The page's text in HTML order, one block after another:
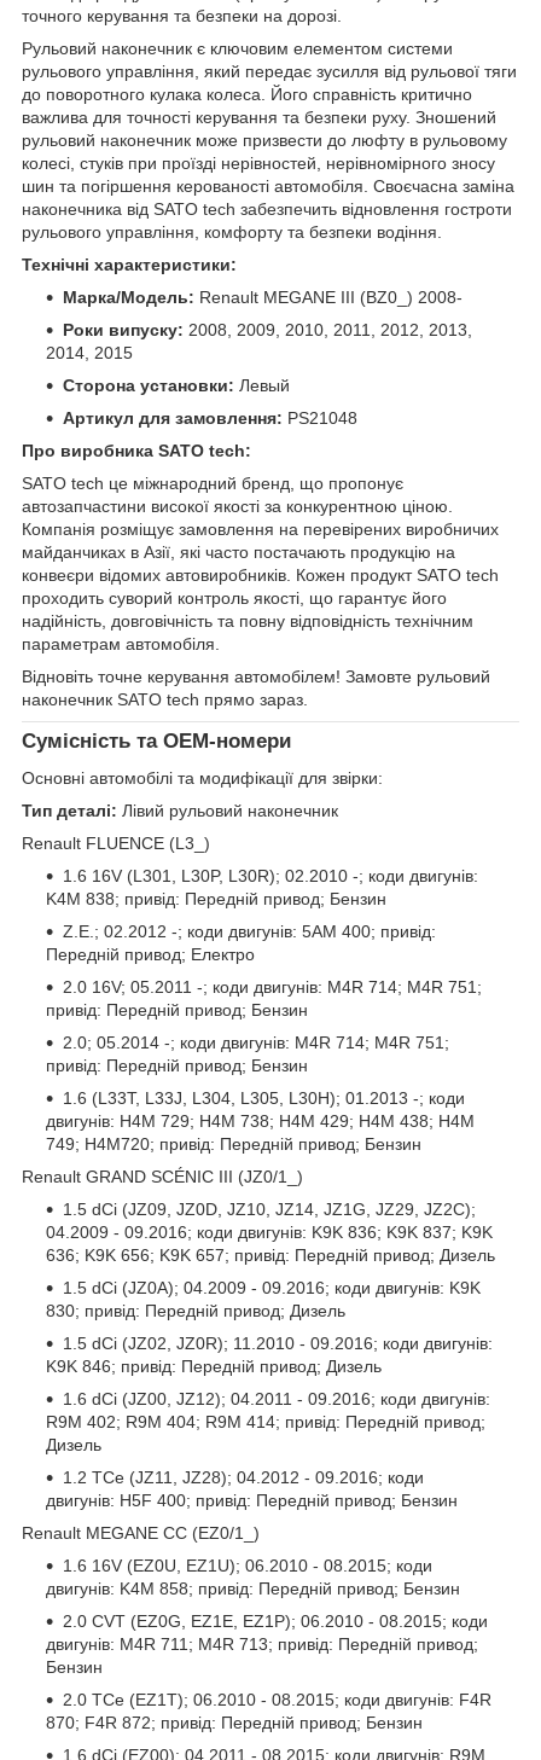
точного керування та безпеки на дорозі.
Рульовий наконечник є ключовим елементом системи
рульового управління, який передає зусилля від рульової тяги
до поворотного кулака колеса. Його справність критично
важлива для точності керування та безпеки руху. Зношений
рульовий наконечник може призвести до люфту в рульовому
колесі, стуків при проїзді нерівностей, нерівномірного зносу
шин та погіршення керованості автомобіля. Своєчасна заміна
наконечника від SATO tech забезпечить відновлення гостроти
рульового управління, комфорту та безпеки водіння.
Технічні характеристики:
Марка/Модель: Renault MEGANE III (BZ0_) 2008-
Роки випуску: 2008, 2009, 2010, 2011, 2012, 2013,
2014, 2015
Сторона установки: Левый
Артикул для замовлення: PS21048
Про виробника SATO tech:
SATO tech це міжнародний бренд, що пропонує
автозапчастини високої якості за конкурентною ціною.
Компанія розміщує замовлення на перевірених виробничих
майданчиках в Азії, які часто постачають продукцію на
конвеєри відомих автовиробників. Кожен продукт SATO tech
проходить суворий контроль якості, що гарантує його
надійність, довговічність та повну відповідність технічним
параметрам автомобіля.
Відновіть точне керування автомобілем! Замовте рульовий
наконечник SATO tech прямо зараз.
Сумісність та OEM-номери
Основні автомобілі та модифікації для звірки:
Тип деталі: Лівий рульовий наконечник
Renault FLUENCE (L3_)
1.6 16V (L301, L30P, L30R); 02.2010 -; коди двигунів:
K4M 838; привід: Передній привод; Бензин
Z.E.; 02.2012 -; коди двигунів: 5AM 400; привід:
Передній привод; Електро
2.0 16V; 05.2011 -; коди двигунів: M4R 714; M4R 751;
привід: Передній привод; Бензин
2.0; 05.2014 -; коди двигунів: M4R 714; M4R 751;
привід: Передній привод; Бензин
1.6 (L33T, L33J, L304, L305, L30H); 01.2013 -; коди
двигунів: H4M 729; H4M 738; H4M 429; H4M 438; H4M
749; H4M720; привід: Передній привод; Бензин
Renault GRAND SCÉNIC III (JZ0/1_)
1.5 dCi (JZ09, JZ0D, JZ10, JZ14, JZ1G, JZ29, JZ2C);
04.2009 - 09.2016; коди двигунів: K9K 836; K9K 837; K9K
636; K9K 656; K9K 657; привід: Передній привод; Дизель
1.5 dCi (JZ0A); 04.2009 - 09.2016; коди двигунів: K9K
830; привід: Передній привод; Дизель
1.5 dCi (JZ02, JZ0R); 11.2010 - 09.2016; коди двигунів:
K9K 846; привід: Передній привод; Дизель
1.6 dCi (JZ00, JZ12); 04.2011 - 09.2016; коди двигунів:
R9M 402; R9M 404; R9M 414; привід: Передній привод;
Дизель
1.2 TCe (JZ11, JZ28); 04.2012 - 09.2016; коди
двигунів: H5F 400; привід: Передній привод; Бензин
Renault MEGANE CC (EZ0/1_)
1.6 16V (EZ0U, EZ1U); 06.2010 - 08.2015; коди
двигунів: K4M 858; привід: Передній привод; Бензин
2.0 CVT (EZ0G, EZ1E, EZ1P); 06.2010 - 08.2015; коди
двигунів: M4R 711; M4R 713; привід: Передній привод;
Бензин
2.0 TCe (EZ1T); 06.2010 - 08.2015; коди двигунів: F4R
870; F4R 872; привід: Передній привод; Бензин
1.6 dCi (EZ00); 04.2011 - 08.2015; коди двигунів: R9M